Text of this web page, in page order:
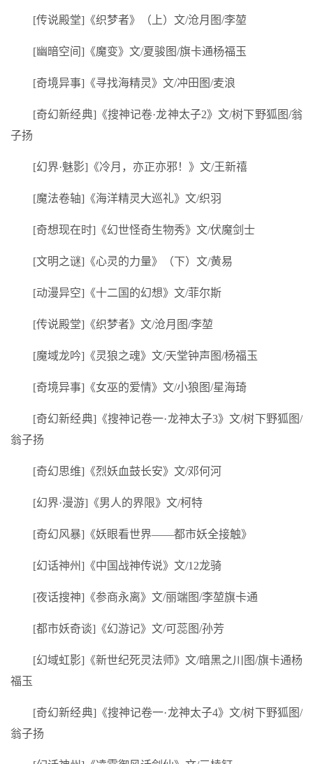
[传说殿堂]《织梦者》（上）文/沧月图/李堃
[幽暗空间]《魔变》文/夏骏图/旗卡通杨福玉
[奇境异事]《寻找海精灵》文/冲田图/麦浪
[奇幻新经典]《搜神记卷·龙神太子2》文/树下野狐图/翁
子扬
[幻界·魅影]《冷月，亦正亦邪！》文/王新禧
[魔法卷轴]《海洋精灵大巡礼》文/织羽
[奇想现在时]《幻世怪奇生物秀》文/伏魔剑士
[文明之谜]《心灵的力量》（下）文/黄易
[动漫异空]《十二国的幻想》文/菲尔斯
[传说殿堂]《织梦者》文/沧月图/李堃
[魔域龙吟]《灵狼之魂》文/天堂钟声图/杨福玉
[奇境异事]《女巫的爱情》文/小狼图/星海琦
[奇幻新经典]《搜神记卷一·龙神太子3》文/树下野狐图/
翁子扬
[奇幻思维]《烈妖血鼓长安》文/邓何河
[幻界·漫游]《男人的界限》文/柯特
[奇幻风暴]《妖眼看世界——都市妖全接触》
[幻话神州]《中国战神传说》文/12龙骑
[夜话搜神]《参商永离》文/丽端图/李堃旗卡通
[都市妖奇谈]《幻游记》文/可蕊图/孙芳
[幻域虹影]《新世纪死灵法师》文/暗黑之川图/旗卡通杨
福玉
[奇幻新经典]《搜神记卷一·龙神太子4》文/树下野狐图/
翁子扬